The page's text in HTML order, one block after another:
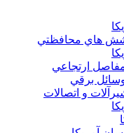
هاي محافظتي
مفاصل ارتجاعي
وسائل برقي
و اتصالات